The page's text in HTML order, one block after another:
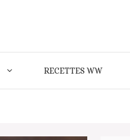
RECETTES WW